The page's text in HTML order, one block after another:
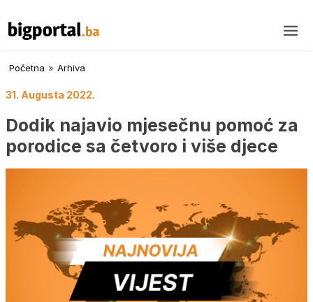
Početna » Arhiva
31. Augusta 2022.
Dodik najavio mjesečnu pomoć za
porodice sa četvoro i više djece